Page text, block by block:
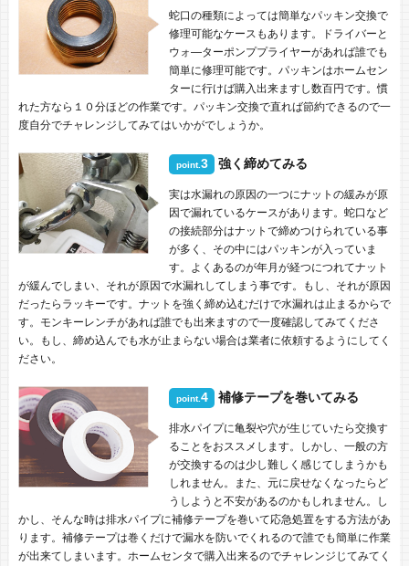
蛇口の種類によっては簡単なパッキン交換で
修理可能なケースもあります。ドライバーと
ウォ―ターポンププライヤーがあれば誰でも
簡単に修理可能です。パッキンはホームセン
ターに行けば購入出来ますし数百円です。慣
れた方なら１０分ほどの作業です。パッキン交換で直れば節約できるので一
度自分でチャレンジしてみてはいかがでしょうか。
point.3 強く締めてみる
実は水漏れの原因の一つにナットの緩みが原
因で漏れているケースがあります。蛇口など
の接続部分はナットで締めつけられている事
が多く、その中にはパッキンが入っていま
す。よくあるのが年月が経つにつれてナット
が緩んでしまい、それが原因で水漏れしてしまう事です。もし、それが原因
だったらラッキーです。ナットを強く締め込むだけで水漏れは止まるからで
す。モンキーレンチがあれば誰でも出来ますので一度確認してみてくださ
い。もし、締め込んでも水が止まらない場合は業者に依頼するようにしてく
ださい。
point.4 補修テープを巻いてみる
排水パイプに亀裂や穴が生じていたら交換す
ることをおススメします。しかし、一般の方
が交換するのは少し難しく感じてしまうかも
しれません。また、元に戻せなくなったらど
うしようと不安があるのかもしれません。し
かし、そんな時は排水パイプに補修テープを巻いて応急処置をする方法があ
ります。補修テープは巻くだけで漏水を防いでくれるので誰でも簡単に作業
が出来てしまいます。ホームセンタで購入出来るのでチャレンジじてみてく